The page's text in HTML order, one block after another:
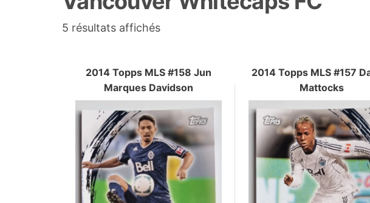
du
sport et
5 résultats affichésTrié
récent
au
plus
ancien
2014 Topps MLS #158 Jun
Marques Davidson
2014 Topps MLS #157
Mattocks